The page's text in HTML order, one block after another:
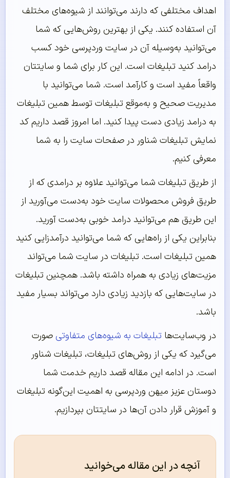
اهداف مختلفی که دارند می‌توانند از شیوه‌های مختلف
آن استفاده کنند. یکی از بهترین روش‌هایی که شما
می‌توانید به‌وسیله آن در سایت وردپرسی خود کسب
درامد کنید تبلیغات است. این کار برای شما و سایتتان
واقعاً مفید است و کارآمد است. شما می‌توانید با
مدیریت صحیح و به‌موقع تبلیغات توسط همین تبلیغات
به درامد زیادی دست پیدا کنید. اما امروز قصد داریم کد
نمایش تبلیغات شناور در صفحات سایت را به شما
معرفی کنیم.
از طریق تبلیغات شما می‌توانید علاوه بر درامدی که از
طریق فروش محصولات سایت خود به‌دست می‌آورید از
این طریق هم می‌توانید درامد خوبی به‌دست آورید.
بنابراین یکی از راه‌هایی که شما می‌توانید درآمدزایی کنید
همین تبلیغات است. تبلیغات در سایت شما می‌تواند
مزیت‌های زیادی به همراه داشته باشد. همچنین تبلیغات
در سایت‌هایی که بازدید زیادی دارد می‌تواند بسیار مفید
باشد.
در وب‌سایت‌ها تبلیغات به شیوه‌های متفاوتی صورت
می‌گیرد که یکی از روش‌های تبلیغات، تبلیغات شناور
است. در ادامه این مقاله قصد داریم خدمت شما
دوستان عزیز میهن وردپرسی به اهمیت این‌گونه تبلیغات
و آموزش قرار دادن آن‌ها در سایتتان بپردازیم.
آنچه در این مقاله می‌خوانید